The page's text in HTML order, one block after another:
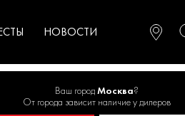
садоводства
НОВОСТИ
Ваш городМосква?
От города зависит наличие у дилеров
7 - 8 мм Другие длины